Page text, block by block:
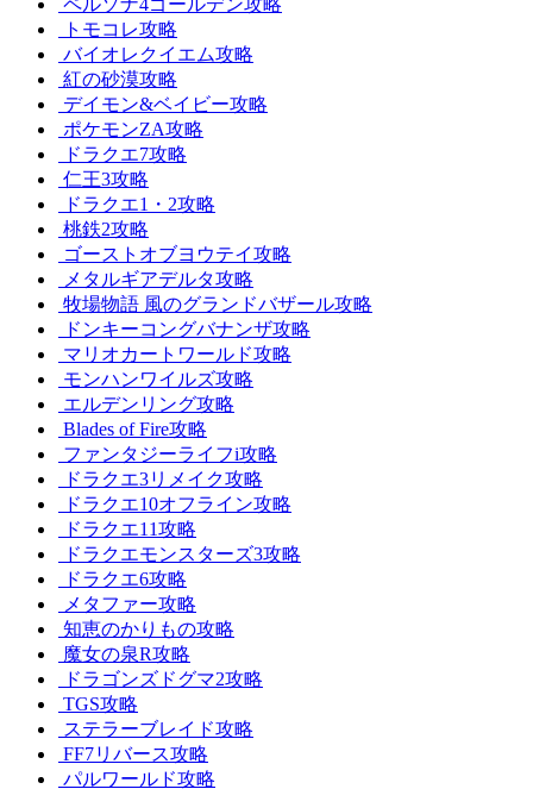
ペルソナ4ゴールデン攻略
トモコレ攻略
バイオレクイエム攻略
紅の砂漠攻略
デイモン&ベイビー攻略
ポケモンZA攻略
ドラクエ7攻略
仁王3攻略
ドラクエ1・2攻略
桃鉄2攻略
ゴーストオブヨウテイ攻略
メタルギアデルタ攻略
牧場物語 風のグランドバザール攻略
ドンキーコングバナンザ攻略
マリオカートワールド攻略
モンハンワイルズ攻略
エルデンリング攻略
Blades of Fire攻略
ファンタジーライフi攻略
ドラクエ3リメイク攻略
ドラクエ10オフライン攻略
ドラクエ11攻略
ドラクエモンスターズ3攻略
ドラクエ6攻略
メタファー攻略
知恵のかりもの攻略
魔女の泉R攻略
ドラゴンズドグマ2攻略
TGS攻略
ステラーブレイド攻略
FF7リバース攻略
パルワールド攻略